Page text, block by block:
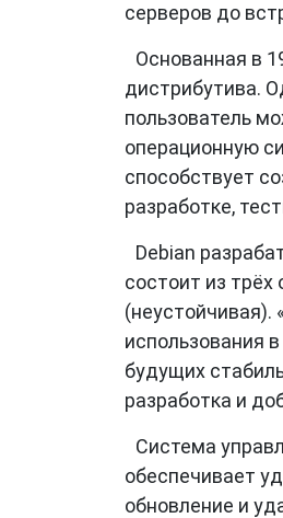
серверов до
Основанная в
дистрибутива.
пользователь
операционную
способствует
разработке,
Debian
состоит из трёх
(неустойчивая).
использования
будущих
разработка и
Система
обеспечивает
обновление и